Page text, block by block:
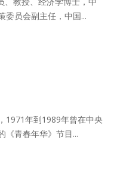
委员会副主任，中国...
1971年到1989年曾在中央
《青春年华》节目...